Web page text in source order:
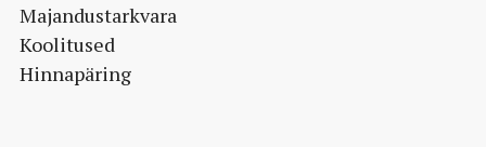
Majandustarkvara
Koolitused
Hinnapäring